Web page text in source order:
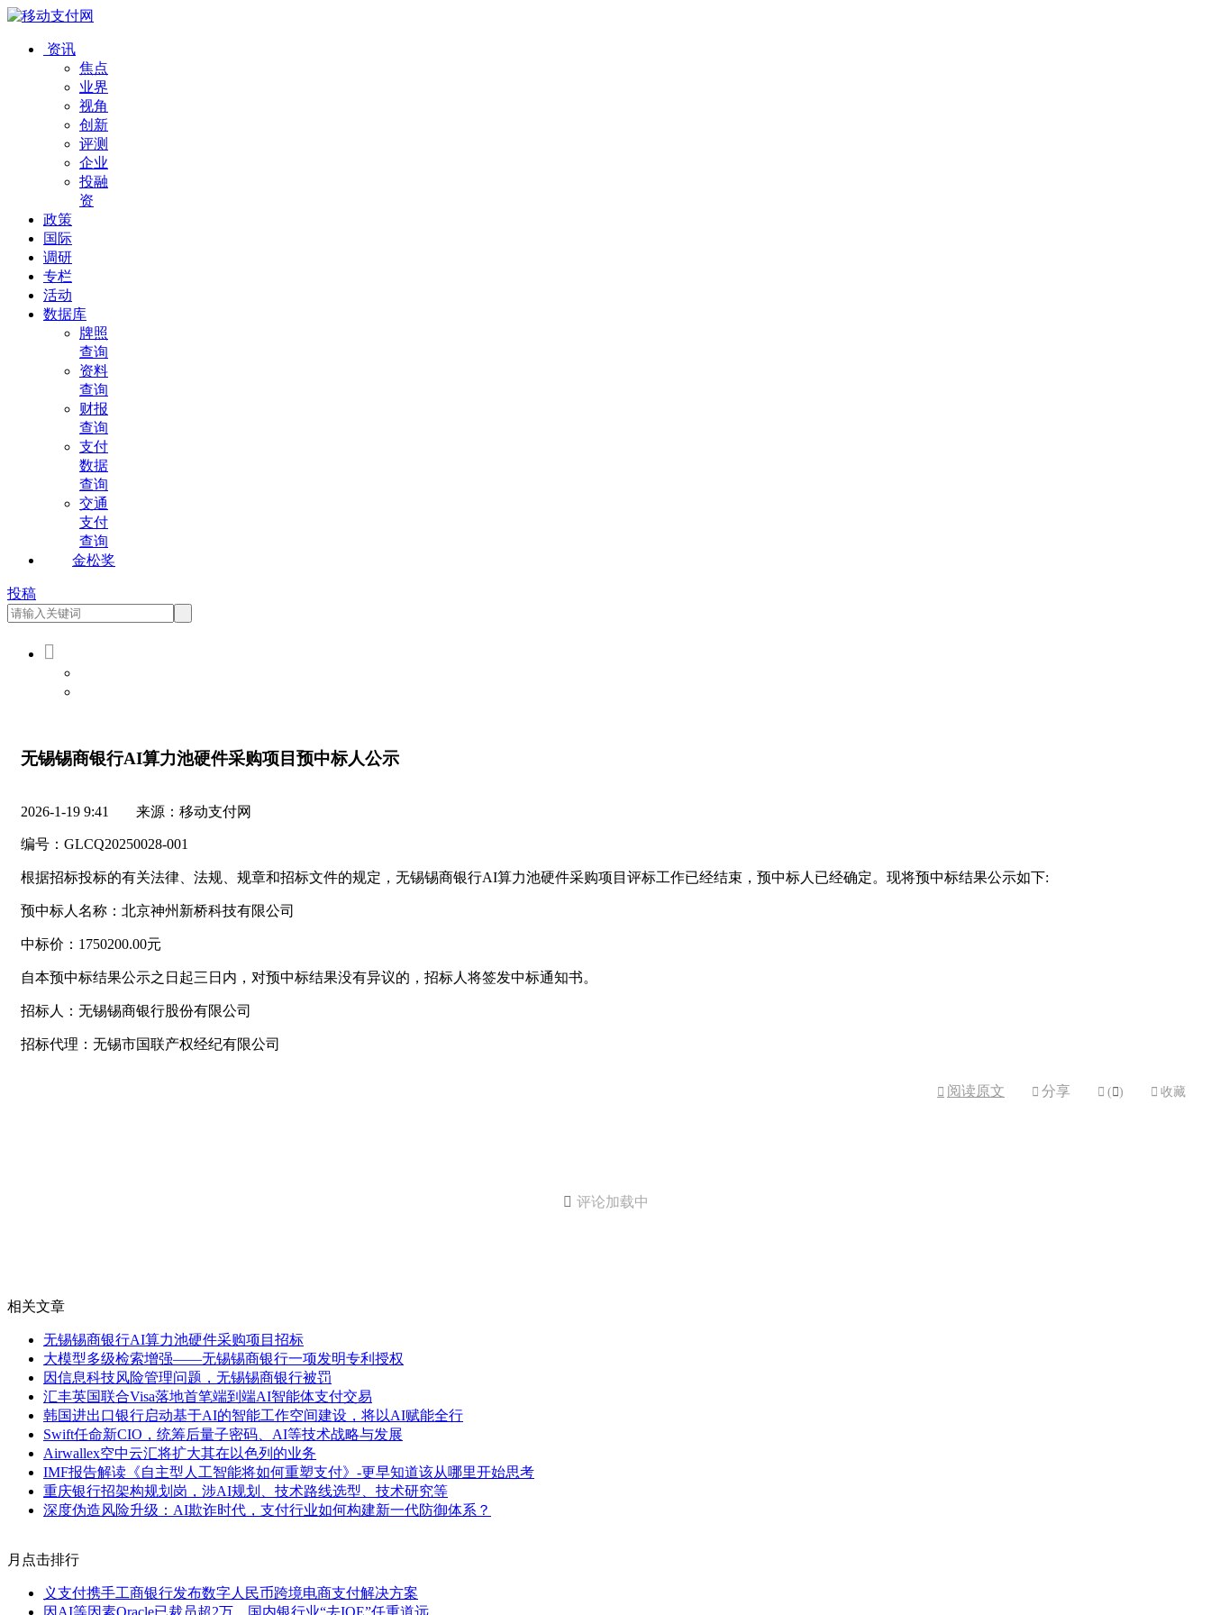
资讯
焦点
业界
视角
创新
评测
企业
投融
资
政策
国际
调研
专栏
活动
数据库
牌照
查询
资料
查询
财报
查询
支付
数据
查询
交通
支付
查询
金松奖
投稿

无锡锡商银行AI算力池硬件采购项目预中标人公示
2026-1-19 9:41 来源：移动支付网
编号：GLCQ20250028-001
根据招标投标的有关法律、法规、规章和招标文件的规定，无锡锡商银行AI算力池硬件采购项目评标工作已经结束，预中标人已经确定。现将预中标结果公示如下:
预中标人名称：北京神州新桥科技有限公司
中标价：1750200.00元
自本预中标结果公示之日起三日内，对预中标结果没有异议的，招标人将签发中标通知书。
招标人：无锡锡商银行股份有限公司
招标代理：无锡市国联产权经纪有限公司
 阅读原文  分享  ( )  收藏
 评论加载中
相关文章
无锡锡商银行AI算力池硬件采购项目招标
大模型多级检索增强——无锡锡商银行一项发明专利授权
因信息科技风险管理问题，无锡锡商银行被罚
汇丰英国联合Visa落地首笔端到端AI智能体支付交易
韩国进出口银行启动基于AI的智能工作空间建设，将以AI赋能全行
Swift任命新CIO，统筹后量子密码、AI等技术战略与发展
Airwallex空中云汇将扩大其在以色列的业务
IMF报告解读《自主型人工智能将如何重塑支付》-更早知道该从哪里开始思考
重庆银行招架构规划岗，涉AI规划、技术路线选型、技术研究等
深度伪造风险升级：AI欺诈时代，支付行业如何构建新一代防御体系？
月点击排行
义支付携手工商银行发布数字人民币跨境电商支付解决方案